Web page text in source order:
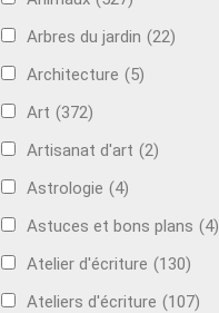
Arbres du jardin (22)
Architecture (5)
Art (372)
Artisanat d'art (2)
Astrologie (4)
Astuces et bons plans (4)
Atelier d'écriture (130)
Ateliers d'écriture (107)